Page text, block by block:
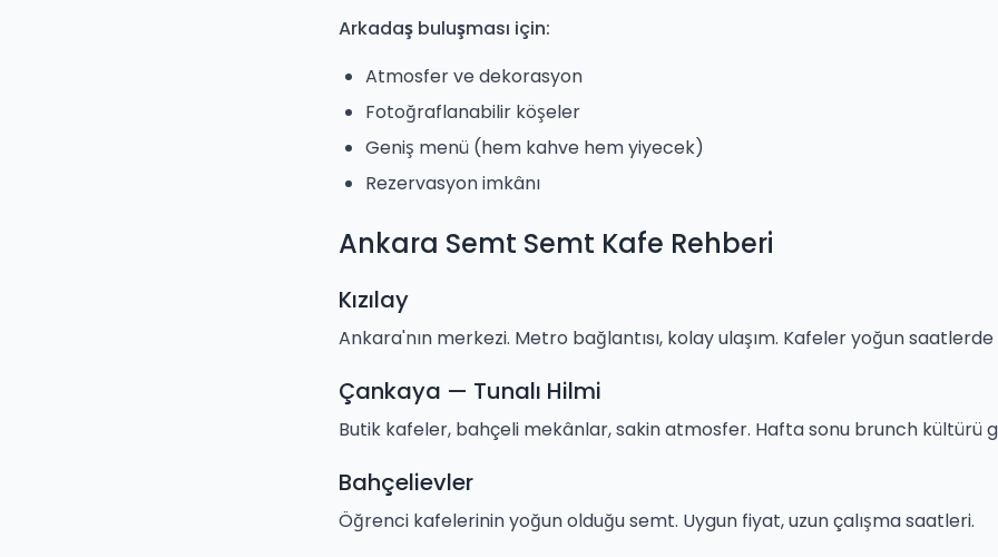
Arkadaş buluşması için:
Atmosfer ve dekorasyon
Fotoğraflanabilir köşeler
Geniş menü (hem kahve hem yiyecek)
Rezervasyon imkânı
Ankara Semt Semt Kafe Rehberi
Kızılay
Ankara'nın merkezi. Metro bağlantısı, kolay ulaşım. Kafeler yoğun saatlerde
Çankaya — Tunalı Hilmi
Butik kafeler, bahçeli mekânlar, sakin atmosfer. Hafta sonu brunch kültürü
Bahçelievler
Öğrenci kafelerinin yoğun olduğu semt. Uygun fiyat, uzun çalışma saatleri.